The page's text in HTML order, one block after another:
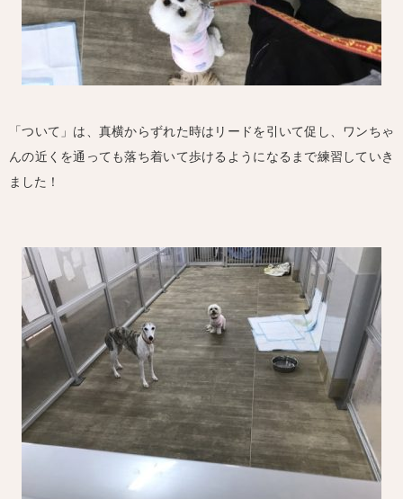
「ついて」は、真横からずれた時はリードを引いて促し、ワンちゃ
んの近くを通っても落ち着いて歩けるようになるまで練習していき
ました！